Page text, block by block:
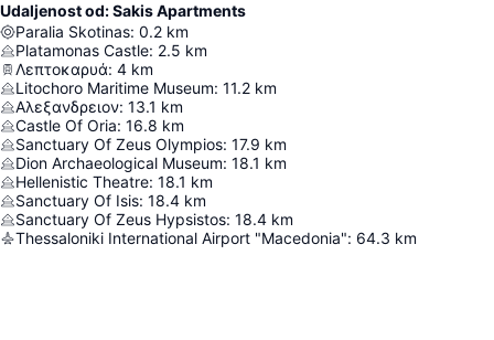
Udaljenost od: Sakis Apartments
Paralia Skotinas: 0.2 km
Platamonas Castle: 2.5 km
Λεπτοκαρυά: 4 km
Litochoro Maritime Museum: 11.2 km
Αλεξανδρειον: 13.1 km
Castle Of Oria: 16.8 km
Sanctuary Of Zeus Olympios: 17.9 km
Dion Archaeological Museum: 18.1 km
Hellenistic Theatre: 18.1 km
Sanctuary Of Isis: 18.4 km
Sanctuary Of Zeus Hypsistos: 18.4 km
Thessaloniki International Airport "Macedonia": 64.3 km